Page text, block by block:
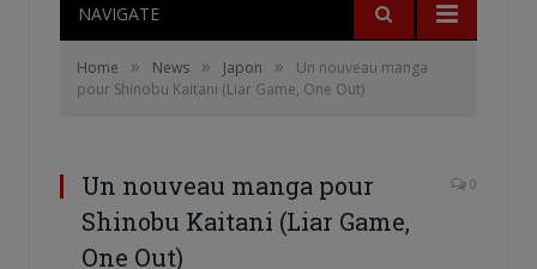
NAVIGATE
Home » News » Japon »
Un nouveau manga
pour Shinobu Kaitani (Liar Game, One Out)
Un nouveau manga pour
Shinobu Kaitani (Liar Game,
One Out)
0